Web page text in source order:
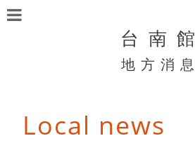
台 南 館
地 方 消 息
Local news